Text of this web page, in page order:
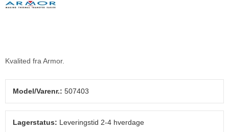
Kvalited fra Armor.
Model/Varenr.: 507403
Lagerstatus: Leveringstid 2-4 hverdage